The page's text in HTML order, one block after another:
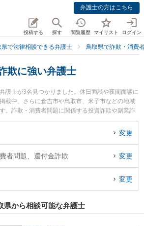
弁護士の方はこちら
投稿する 探す 閲覧履歴 マイリスト ログイン
県で法律相談できる弁護士 鳥取県で詐欺・消費
欺に強い弁護士
護士が3名見つかりました。休日面談や夜間面談に
載中。さらに倉吉市や鳥取市、米子市などの地域
。詐欺・消費者問題に関係する投資詐欺や副業詐
の絞り込み検索もでき便利です。特に倉吉ひかり
や倉吉うつぶき法律事務所の濵田 卓志弁護士、住
還付金詐欺のトラブル解決の実績豊富な近くの弁
談無料で還付金詐欺を法律相談できる鳥取県内の
どでお困りの相談者さんにおすすめです。
変更
者問題、還付金詐欺 変更
変更
県から相談可能な弁護士